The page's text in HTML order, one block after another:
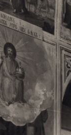
в
Главная